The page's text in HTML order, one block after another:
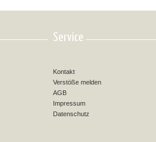
Service
Kontakt
Verstöße melden
AGB
Impressum
Datenschutz